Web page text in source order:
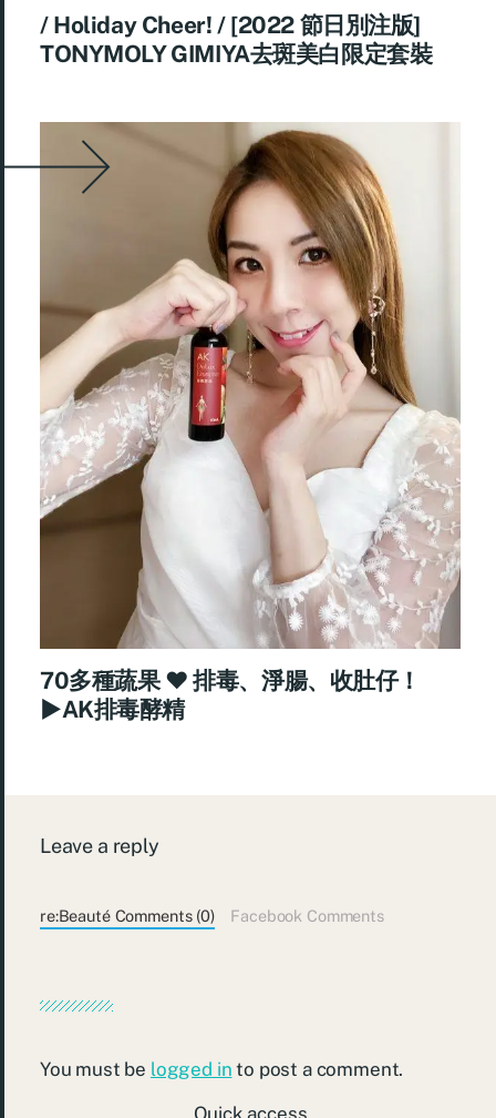
/ Holiday Cheer! / [2022 節日別注版]
TONYMOLY GIMIYA去斑美白限定套裝
70多種蔬果 ♥ 排毒、淨腸、收肚仔！
►AK排毒酵精
Leave a reply
re:Beauté Comments (0) Facebook Comments
You must be logged in to post a comment.